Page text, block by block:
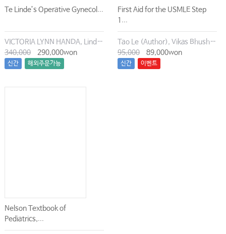
Te Linde’s Operative Gynecol...
VICTORIA LYNN HANDA, Linda Van Le MD
340,000
290,000won
신간 해외주문가능
First Aid for the USMLE Step
1...
Tao Le (Author), Vikas Bhushan (Author), Connie Qiu (Author), Anup Chalise (Author)
95,000
89,000won
신간 이벤트
Nelson Textbook of
Pediatrics,...